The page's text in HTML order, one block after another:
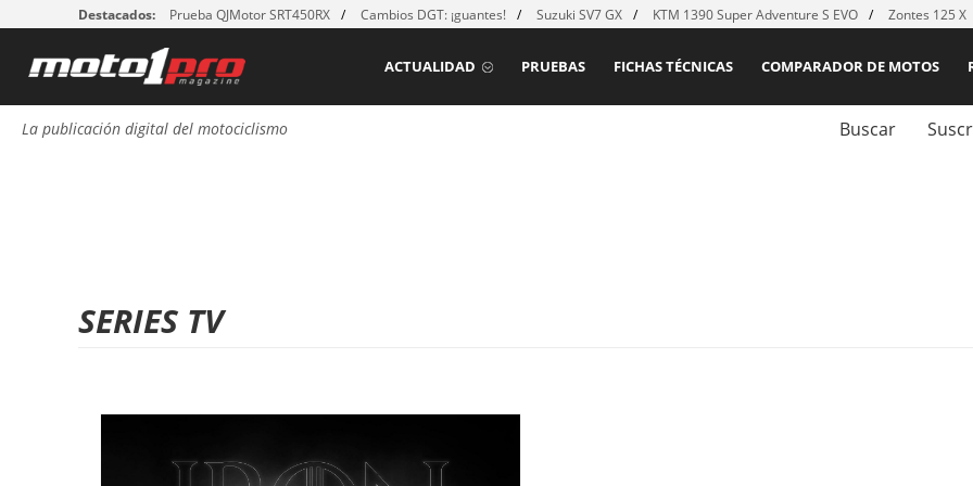
Destacados: Prueba QJMotor SRT450RX Cambios DGT: ¡guantes! Suzuki SV7 GX KTM 1390 Super Adventure S EVO Zontes 125 X
COMPARADOR DE MOTOS
FICHAS TÉCNICAS
PRUEBAS
ACTUALIDAD
La publicación digital del motociclismo Buscar
SERIES TV